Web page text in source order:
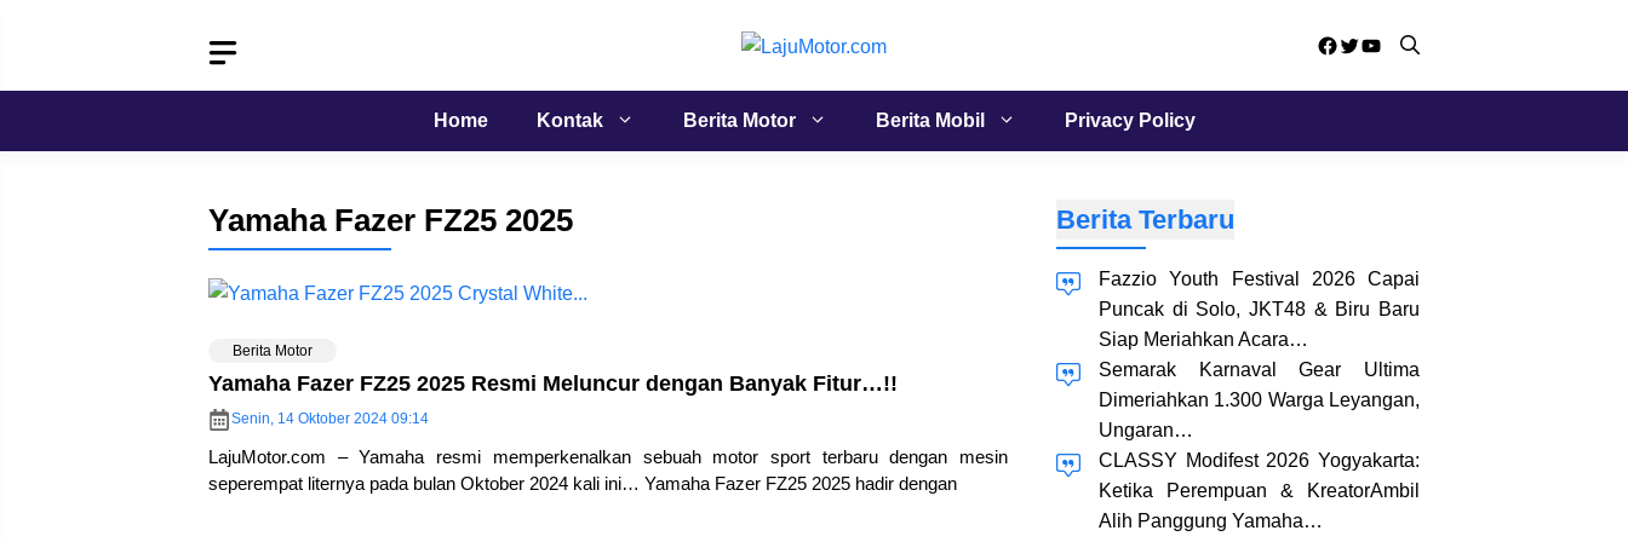
Facebook
Twitter
YouTube
Home Kontak Berita Motor Berita Mobil Privacy Policy
Yamaha Fazer FZ25 2025
Berita Motor
Yamaha Fazer FZ25 2025 Resmi Meluncur dengan Banyak Fitur…!!
Senin, 14 Oktober 2024 09:14
LajuMotor.com – Yamaha resmi memperkenalkan sebuah motor sport terbaru dengan mesin
seperempat liternya pada bulan Oktober 2024 kali ini… Yamaha Fazer FZ25 2025 hadir dengan
Berita Terbaru
Fazzio Youth Festival 2026 Capai
Puncak di Solo, JKT48 & Biru Baru
Siap Meriahkan Acara…
Semarak Karnaval Gear Ultima
Dimeriahkan 1.300 Warga Leyangan,
Ungaran…
CLASSY Modifest 2026 Yogyakarta:
Ketika Perempuan & KreatorAmbil
Alih Panggung Yamaha…